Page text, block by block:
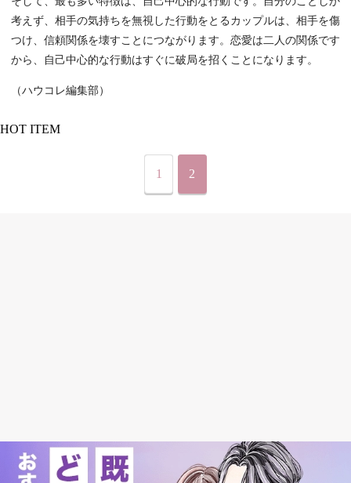
考えず、相手の気持ちを無視した行動をとるカップルは、相手を傷
つけ、信頼関係を壊すことにつながります。恋愛は二人の関係です
から、自己中心的な行動はすぐに破局を招くことになります。
（ハウコレ編集部）
HOT ITEM
1 2